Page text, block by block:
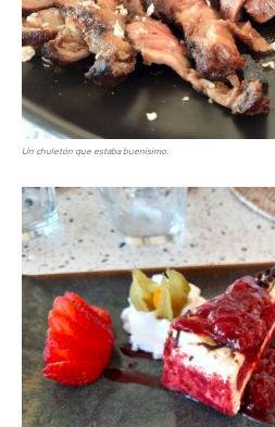
Un chuletón que estaba buenísimo.